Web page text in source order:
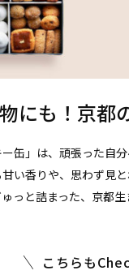
にも！京
缶」は、頑張った自
い香りや、思わず見
っと詰まった、京都
こちらも